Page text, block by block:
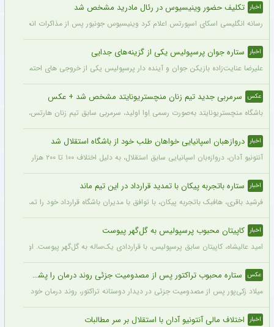
اخبار تکلیف حضور وینیسیوس در رئال مادرید مشخص شد
رسانه انگلیسی اسکای اسپورتس اعلام کرد وینیسیوس جونیور پس از مذاکرات انجام شده
اخبار ستاره جوان پرسپولیس یکی از گزینه‌های جدایی
علیرضا عنایت‌زاده بازیکن جوان و آینده دار پرسپولیس یکی از خروجی های احتمالی
عکس سرمربی جدید تیم زنان منچستریونایتد مشخص شد + عکس
باشگاه منچستریونایتد به‌صورت رسمی اِوا اولید، سرمربی سابق تیم زنان هارتس، را
اخبار دروازهبان اسپانیایی خواهان طلب خود از باشگاه استقلال شد
آنتونیو آدان، دروازه‌بان اسپانیایی سابق استقلال، به دلیل اختلاف ۱۰۰ تا ۲۰۰ هزار یورویی در مطالبات خود، قصد شکایت از باشگاه را دارد.
اخبار ستاره باتجربه پیکان با تمدید قرارداد در این تیم ماند
فرشید باقری، هافبک باتجربه پیکان، با توافق با مدیران باشگاه قرارداد خود را تمدید
اخبار کاپیتان محبوب پرسپولیس به گل‌گهر پیوست
امید عالیشاه، کاپیتان سابق پرسپولیس، با قراردادی یک‌ساله به گل‌گهر پیوست. او
عکس ستاره محبوب تراکتور پس از مصدومیت جزئی روند درمان را پشت سر گذاشت + عکس
میلاد زکی‌پور پس از مصدومیت جزئی در دیدار دوستانه تراکتور، روند درمان خود را
اخبار اختلاف مالی آنتونیو آدان با استقلال بر سر مطالبات